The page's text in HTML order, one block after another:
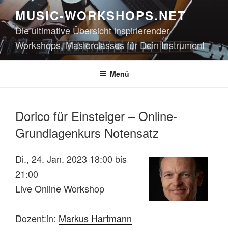
Zum
Inhalt
springen
MUSIC-WORKSHOPS.NET
Die ultimative Übersicht inspirierender
Workshops, Masterclasses für Dein Instrument
Menü
Dorico für Einsteiger – Online-
Grundlagenkurs Notensatz
Di., 24. Jan. 2023 18:00 bis
21:00
Live Online Workshop
Dozent:in: Markus Hartmann